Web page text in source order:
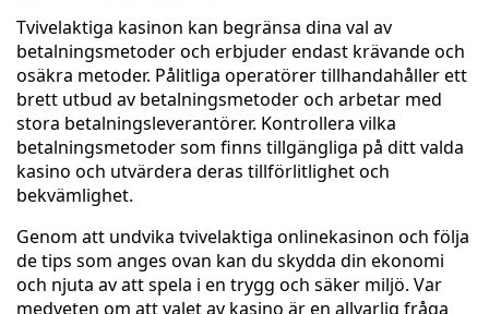
Tvivelaktiga kasinon kan begränsa dina val av
betalningsmetoder och erbjuder endast krävande och
osäkra metoder. Pålitliga operatörer tillhandahåller ett
brett utbud av betalningsmetoder och arbetar med
stora betalningsleverantörer. Kontrollera vilka
betalningsmetoder som finns tillgängliga på ditt valda
kasino och utvärdera deras tillförlitlighet och
bekvämlighet.
Genom att undvika tvivelaktiga onlinekasinon och följa
de tips som anges ovan kan du skydda din ekonomi
och njuta av att spela i en trygg och säker miljö. Var
medveten om att valet av kasino är en allvarlig fråga